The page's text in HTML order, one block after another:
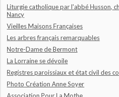
Liturgie catholique par l'abbé Husson,
Nancy
Vieilles Maisons Françaises
Les arbres français remarquables
Notre-Dame de Bermont
La Lorraine se dévoile
Registres paroissiaux et état civil des
Photo Création Anne Soyer